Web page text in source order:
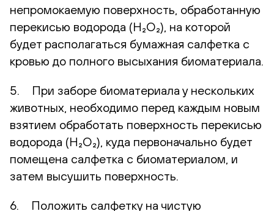
непромокаемую поверхность, обработанную
перекисью водорода (H₂O₂), на которой
будет располагаться бумажная салфетка с
кровью до полного высыхания биоматериала.
5. При заборе биоматериала у нескольких
животных, необходимо перед каждым новым
взятием обработать поверхность перекисью
водорода (H₂O₂), куда первоначально будет
помещена салфетка с биоматериалом, и
затем высушить поверхность.
6. Положить салфетку на чистую